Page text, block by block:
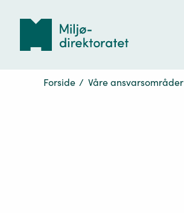
Forside / Våre ansvarsområder